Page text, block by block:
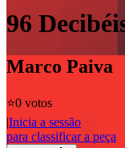
96
Marco Paiva
⭐️0 votos
|Inicia a sessão
para classificar a peça